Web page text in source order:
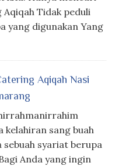
Tidak peduli
yang digunakan Yang
Aqiqah Nasi
kelahiran sang buah
sebuah syariat berupa
Anda yang ingin